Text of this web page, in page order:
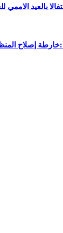
بالعيد الاممي
إصلاح